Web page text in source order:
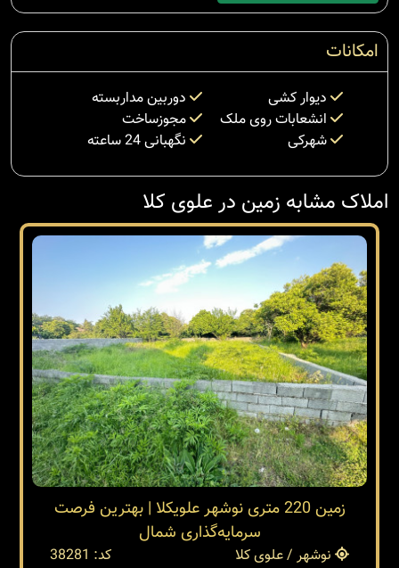
امکانات
دیوار کشی
دوربین مداربسته
انشعابات روی ملک
مجوزساخت
شهرکی
نگهبانی 24 ساعته
املاک مشابه زمین در علوی کلا
زمین 220 متری نوشهر علویکلا | بهترین فرصت
سرمایه‌گذاری شمال
نوشهر / علوی کلا
کد: 38281